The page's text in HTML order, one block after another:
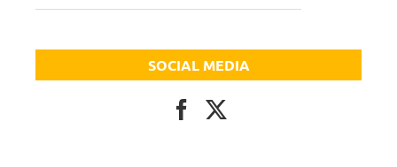
SOCIAL MEDIA